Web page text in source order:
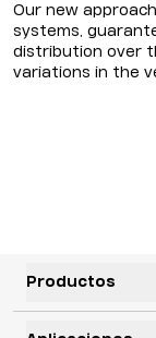
Our new
systems,
distribution over
variations in the
Productos
Altavoces